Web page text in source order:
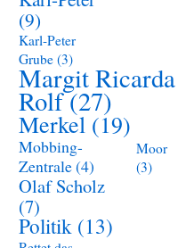
(9)
Karl-Peter
Grube (3)
Margit Ricarda
Rolf(27)
Merkel (19)
Mobbing-
Zentrale(4)
Moor
(3)
Olaf Scholz
(7)
Politik (13)